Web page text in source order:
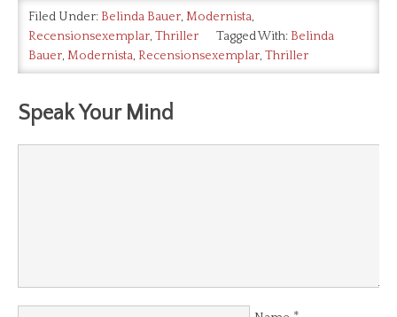
Filed Under: Belinda Bauer, Modernista,
Recensionsexemplar, Thriller Tagged With: Belinda
Bauer, Modernista, Recensionsexemplar, Thriller
Speak Your Mind